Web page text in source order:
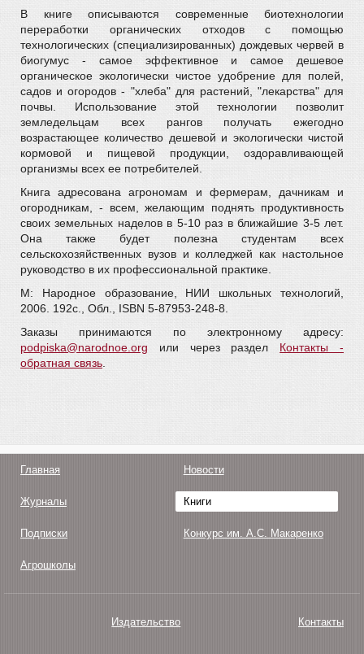
В книге описываются современные биотехнологии
переработки органических отходов с помощью
технологических (специализированных) дождевых червей в
биогумус - самое эффективное и самое дешевое
органическое экологически чистое удобрение для полей,
садов и огородов - "хлеба" для растений, "лекарства" для
почвы. Использование этой технологии позволит
земледельцам всех рангов получать ежегодно
возрастающее количество дешевой и экологически чистой
кормовой и пищевой продукции, оздоравливающей
организмы всех ее потребителей.
Книга адресована агрономам и фермерам, дачникам и
огородникам, - всем, желающим поднять продуктивность
своих земельных наделов в 5-10 раз в ближайшие 3-5 лет.
Она также будет полезна студентам всех
сельскохозяйственных вузов и колледжей как настольное
руководство в их профессиональной практике.
М: Народное образование, НИИ школьных технологий,
2006. 192с., Обл., ISBN 5-87953-248-8.
Заказы принимаются по электронному адресу:
podpiska@narodnoe.org или через раздел Контакты -
обратная связь
Главная Новости
Журналы Книги
Подписки Конкурс им. А.С. Макаренко
Агрошколы
Издательство Контакты